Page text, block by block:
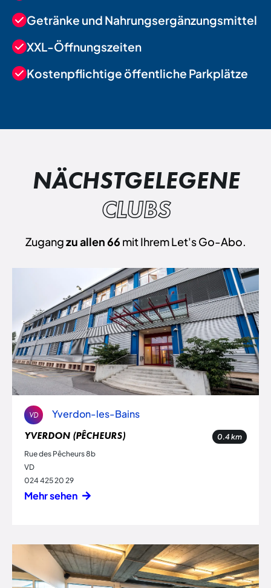
Getränke und Nahrungsergänzungsmittel
XXL-Öffnungszeiten
Kostenpflichtige öffentliche Parkplätze
NÄCHSTGELEGENE
CLUBS
Zugangzu allen 66 mit Ihrem Let's Go-Abo.
VD Yverdon-les-Bains
YVERDON (PÊCHEURS) 0.4km
Rue des Pêcheurs 8b
VD
024 425 20 29
Mehr sehen